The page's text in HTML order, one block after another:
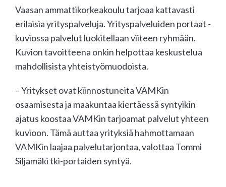
Vaasan ammattikorkeakoulu tarjoaa kattavasti
erilaisia yrityspalveluja. Yrityspalveluiden portaat -
kuviossa palvelut luokitellaan viiteen ryhmään.
Kuvion tavoitteena onkin helpottaa keskustelua
mahdollisista yhteistyömuodoista.
– Yritykset ovat kiinnostuneita VAMKin
osaamisesta ja maakuntaa kiertäessä syntyikin
ajatus koostaa VAMKin tarjoamat palvelut yhteen
kuvioon. Tämä auttaa yrityksiä hahmottamaan
VAMKin laajaa palvelutarjontaa, valottaa Tommi
Siljamäki tki-portaiden syntyä.